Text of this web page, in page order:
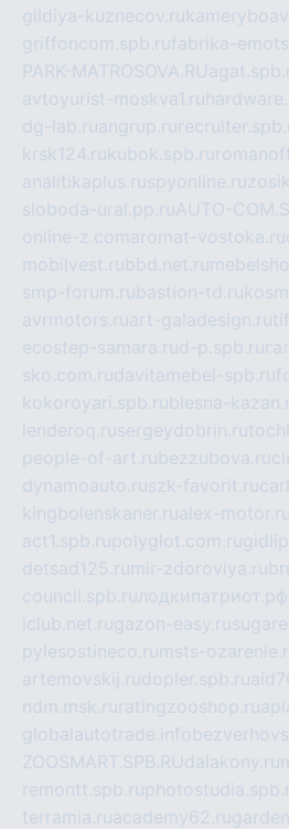
gildiya-kuznecov.ru
griffoncom.spb.rufabrika-
PARK-MATROSOVA.RU
avtoyurist-moskva1.ru
dg-lab.ruangrup.ru
krsk124.rukubok.spb.ru
analitikaplus.ruspyonline.ru
sloboda-ural.pp.ruAUTO-
online-z.comaromat-vostoka.ru
mobilvest.rubbd.net.ru
smp-forum.rubastion-td.ru
avrmotors.ruart-galadesign.ru
ecostep-samara.rud-p.spb.ru
sko.com.rudavitamebel-spb.ru
kokoroyari.spb.rublesna-
lenderoq.rusergeydobrin.ru
people-of-art.rubezzubova.ru
dynamoauto.ruszk-favorit.ru
kingbolenskaner.rualex-motor.ru
act1.spb.rupolyglot.com.ru
detsad125.ru mir-zdoroviya.ru
council.spb.ruлодкипатриот.рф
iclub.net.rugazon-easy.ru
pylesostineco.ru msts-
artemovskij.rudopler.spb.ru
ndm.msk.ru ratingzooshop.ru
globalautotrade.info
ZOOSMART.SPB.RUdalakony.ru
remontt.spb.ru
terramia.ruacademy62.ru